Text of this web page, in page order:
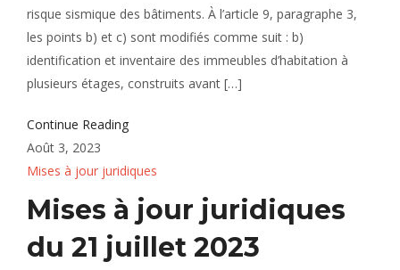
risque sismique des bâtiments. À l’article 9, paragraphe 3,
les points b) et c) sont modifiés comme suit : b)
identification et inventaire des immeubles d’habitation à
plusieurs étages, construits avant […]
Continue Reading
Août 3, 2023
Mises à jour juridiques
Mises à jour juridiques
du 21 juillet 2023